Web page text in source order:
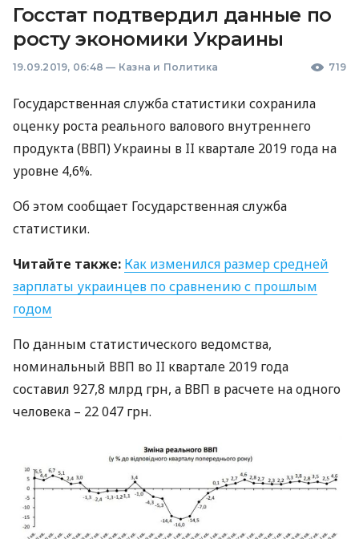
Госстат подтвердил данные по
росту экономики Украины
19.09.2019, 06:48 — Казна и Политика 719
Государственная служба статистики сохранила
оценку роста реального валового внутреннего
продукта (ВВП) Украины в II квартале 2019 года на
уровне 4,6%.
Об этом сообщает Государственная служба
статистики.
Читайте также: Как изменился размер средней
зарплаты украинцев по сравнению с прошлым
годом
По данным статистического ведомства,
номинальный ВВП во II квартале 2019 года
составил 927,8 млрд грн, а ВВП в расчете на одного
человека – 22 047 грн.